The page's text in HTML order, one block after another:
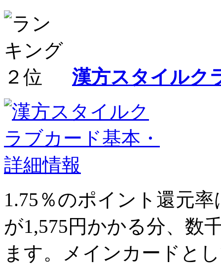
漢方スタイルク
1.75％のポイント還元
が1,575円かかる分、数
ます。メインカードと